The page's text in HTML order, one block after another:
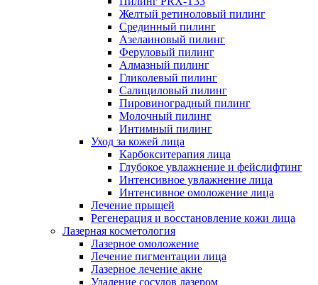
Желтый ретиноловый пилинг
Срединный пилинг
Азелаиновый пилинг
Феруловый пилинг
Алмазный пилинг
Гликолевый пилинг
Салициловый пилинг
Пировиноградный пилинг
Молочный пилинг
Интимный пилинг
Уход за кожей лица
Карбокситерапия лица
Глубокое увлажнение и фейслифтинг
Интенсивное увлажнение лица
Интенсивное омоложение лица
Лечение прыщей
Регенерация и восстановление кожи лица
Лазерная косметология
Лазерное омоложение
Лечение пигментации лица
Лазерное лечение акне
Удаление сосудов лазером